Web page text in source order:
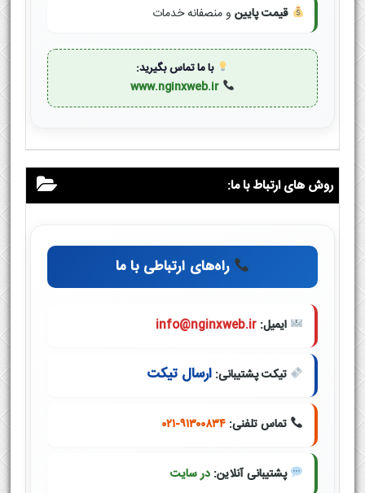
قیمت پایین و منصفانه خدمات
با ما تماس بگیرید:
www.nginxweb.ir
روش های ارتباط با ما:
راه‌های ارتباطی با ما
ایمیل: info@nginxweb.ir
تیکت پشتیبانی: ارسال تیکت
تماس تلفنی: ۰۲۱-۹۱۳۰۰۸۳۴
پشتیبانی آنلاین: در سایت